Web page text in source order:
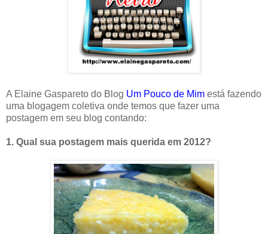
A Elaine Gaspareto do Blog Um Pouco de Mim está fazendo
uma blogagem coletiva onde temos que fazer uma
postagem em seu blog contando:
1. Qual sua postagem mais querida em 2012?